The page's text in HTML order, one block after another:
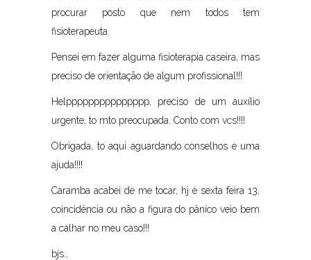
procurar posto que nem todos tem
fisioterapeuta.
Pensei em fazer alguma fisioterapia caseira, mas
preciso de orientação de algum profissional!!!
Helppppppppppppppp, preciso de um auxílio
urgente, to mto preocupada. Conto com vcs!!!!
Obrigada, to aqui aguardando conselhos e uma
ajuda!!!!
Caramba acabei de me tocar, hj é sexta feira 13,
coincidência ou não a figura do pânico veio bem
a calhar no meu caso!!!
bjs.,